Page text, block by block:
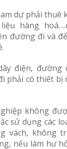
dự phải thuê
hàng
đường đi và
điện, đường
phải có thiết bị
không
sử dụng các
vách, không
nếu làm hư